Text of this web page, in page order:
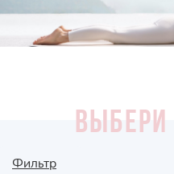
ВЫБЕРИ
Фильтр